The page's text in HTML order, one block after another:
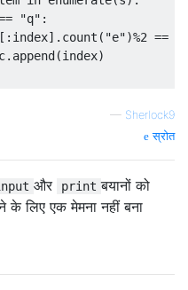
"q":
==
— Sherlock9
स्रोत
और print बयानों को
के लिए एक मेमना नहीं बना